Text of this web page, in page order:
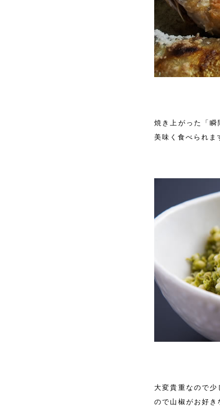
焼き上がった「
美味く食べられま
大変貴重なので
ので山椒がお好